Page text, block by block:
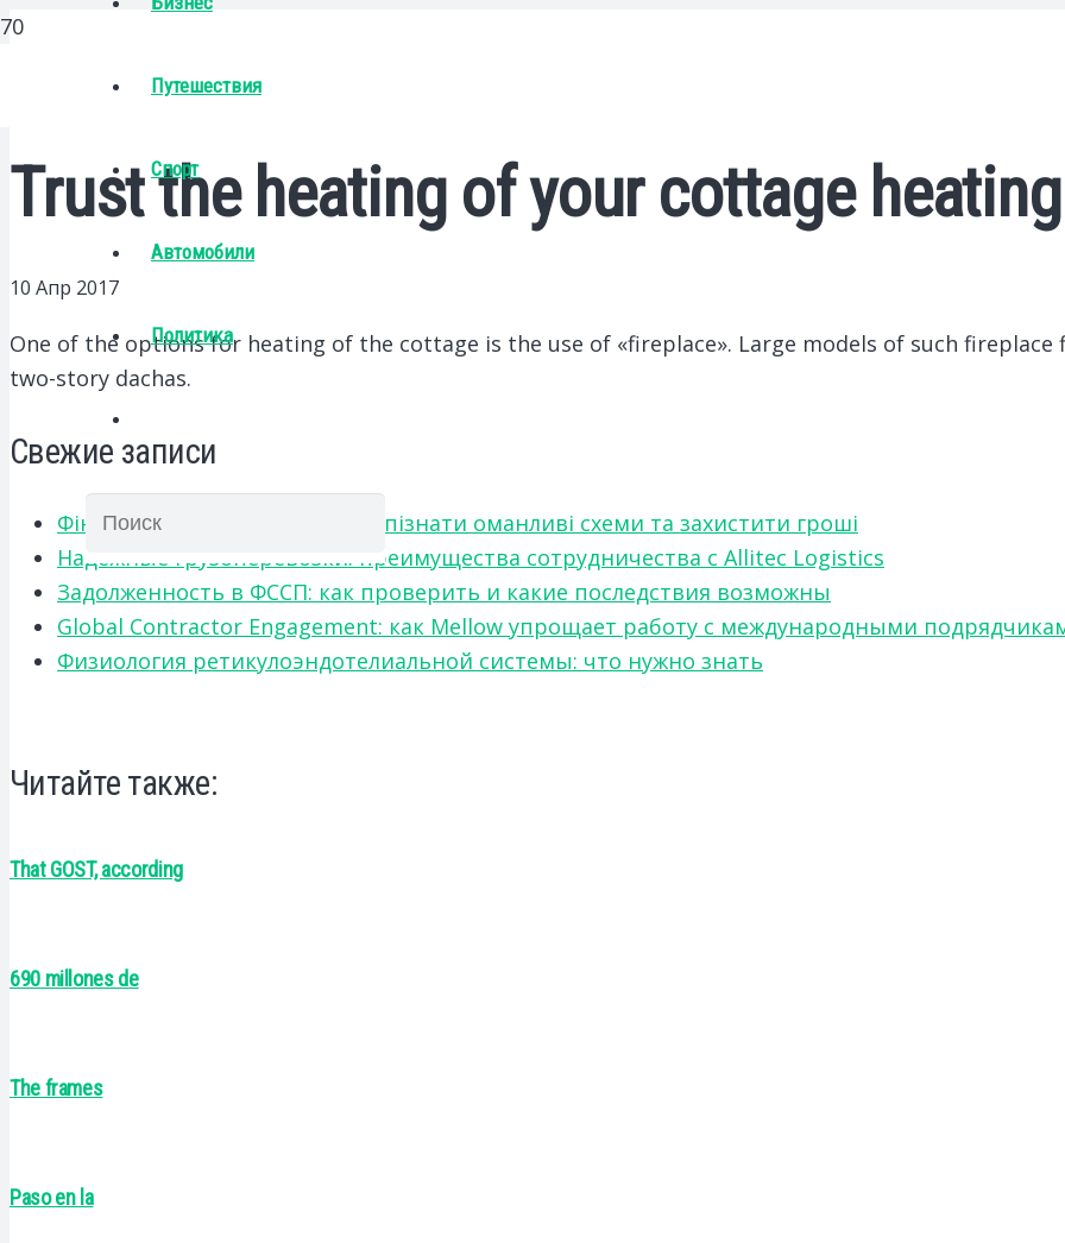
Путешествия
Спорт
Автомобили
Политика
Trust the heating of your cottage
10 Апр 2017
One of the options for heating of the cottage is the use of «fireplace». Large models of such
two-story dachas.
Свежие записи
Фінансове шахрайство: як розпізнати оманливі схеми та захистити гроші
Надежные грузоперевозки: преимущества сотрудничества с Allitec Logistics
Задолженность в ФССП: как проверить и какие последствия возможны
Global Contractor Engagement: как Mellow упрощает работу с международными
Физиология ретикулоэндотелиальной системы: что нужно знать
Читайте также:
That GOST, according
690 millones de
The frames
Paso en la